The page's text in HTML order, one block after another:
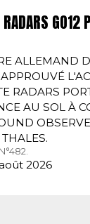
RADARS GO12
ALLEMAND
RADARS
AU SOL À
2026